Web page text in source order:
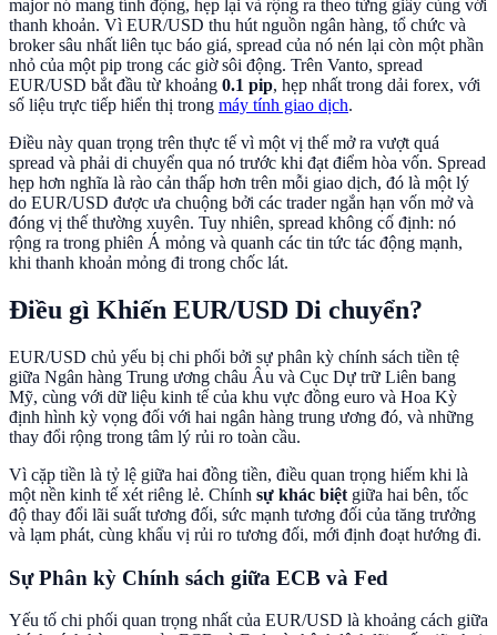
major nó mang tính động, hẹp lại và rộng ra theo từng giây cùng với
thanh khoản. Vì EUR/USD thu hút nguồn ngân hàng, tổ chức và
broker sâu nhất liên tục báo giá, spread của nó nén lại còn một phần
nhỏ của một pip trong các giờ sôi động. Trên Vanto, spread
EUR/USD bắt đầu từ khoảng 0.1 pip, hẹp nhất trong dải forex, với
số liệu trực tiếp hiển thị trong máy tính giao dịch.
Điều này quan trọng trên thực tế vì một vị thế mở ra vượt quá
spread và phải di chuyển qua nó trước khi đạt điểm hòa vốn. Spread
hẹp hơn nghĩa là rào cản thấp hơn trên mỗi giao dịch, đó là một lý
do EUR/USD được ưa chuộng bởi các trader ngắn hạn vốn mở và
đóng vị thế thường xuyên. Tuy nhiên, spread không cố định: nó
rộng ra trong phiên Á mỏng và quanh các tin tức tác động mạnh,
khi thanh khoản mỏng đi trong chốc lát.
Điều gì Khiến EUR/USD Di chuyển?
EUR/USD chủ yếu bị chi phối bởi sự phân kỳ chính sách tiền tệ
giữa Ngân hàng Trung ương châu Âu và Cục Dự trữ Liên bang
Mỹ, cùng với dữ liệu kinh tế của khu vực đồng euro và Hoa Kỳ
định hình kỳ vọng đối với hai ngân hàng trung ương đó, và những
thay đổi rộng trong tâm lý rủi ro toàn cầu.
Vì cặp tiền là tỷ lệ giữa hai đồng tiền, điều quan trọng hiếm khi là
một nền kinh tế xét riêng lẻ. Chính sự khác biệt giữa hai bên, tốc
độ thay đổi lãi suất tương đối, sức mạnh tương đối của tăng trưởng
và lạm phát, cùng khẩu vị rủi ro tương đối, mới định đoạt hướng đi.
Sự Phân kỳ Chính sách giữa ECB và Fed
Yếu tố chi phối quan trọng nhất của EUR/USD là khoảng cách giữa